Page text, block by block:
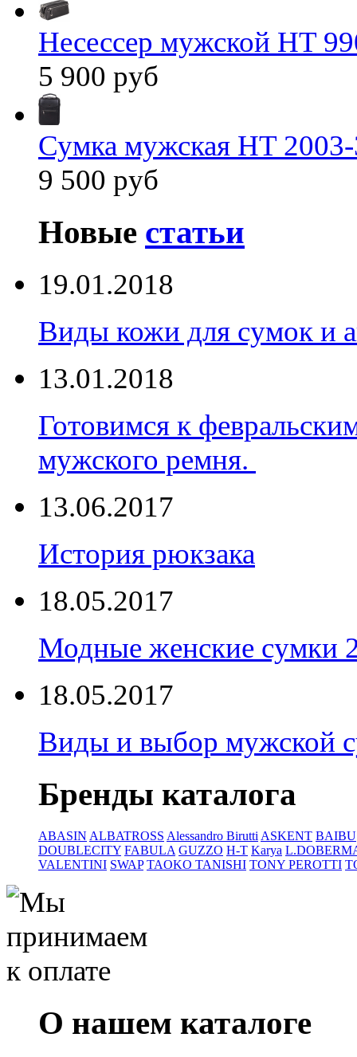
Несессер мужской HT
5 900 руб
Сумка мужская HT
9 500 руб
Новые статьи
19.01.2018
Виды кожи для сумок и
13.01.2018
Готовимся к
мужского ремня.
13.06.2017
История рюкзака
18.05.2017
Модные женские сумки
18.05.2017
Виды и выбор мужской
Бренды каталога
ABASIN ALBATROSS Alessandro Birutti ASKENT BAIBU
DOUBLECITY FABULA GUZZO H-T Karya
VALENTINI SWAP TAOKO TANISHI TONY PEROTTI
О нашем каталоге